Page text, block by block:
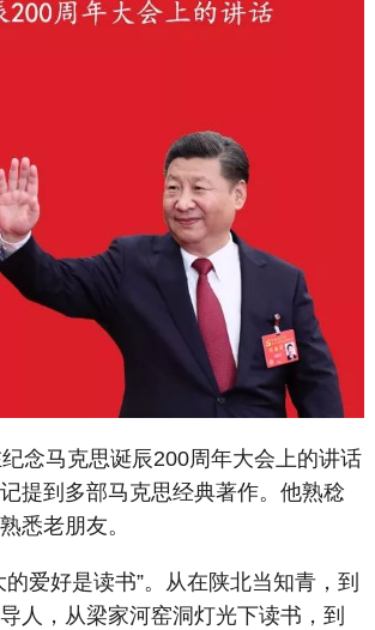
马克思诞辰200周年大会上的讲话
提到多部马克思经典著作。他熟稔
悉老朋友。
爱好是读书”。从在陕北当知青，到
人，从梁家河窑洞灯光下读书，到